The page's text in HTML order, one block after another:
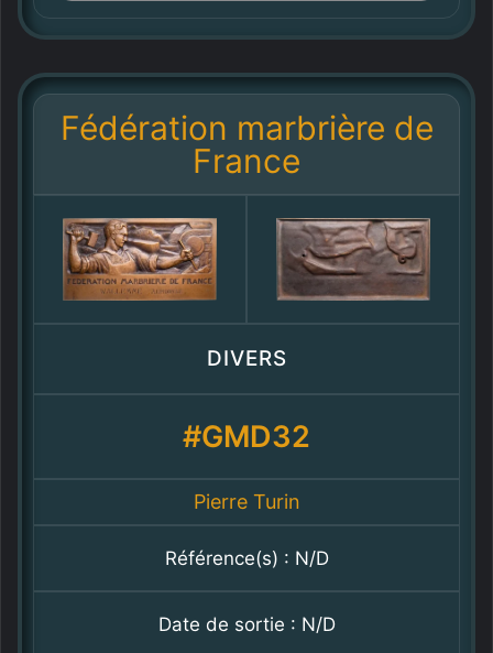
Fédération marbrière de
France
DIVERS
#GMD32
Pierre Turin
Référence(s) : N/D
Date de sortie : N/D